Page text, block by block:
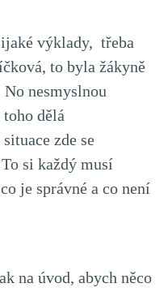
výklady, třeba
to byla žákyně
nesmyslnou
dělá
zde se
si každý musí
je správné a co není
na úvod, abych něco